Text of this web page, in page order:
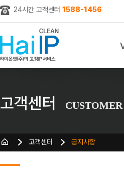
24시간 고객센터 1588-1456
고객센터
고객센터 공지사항